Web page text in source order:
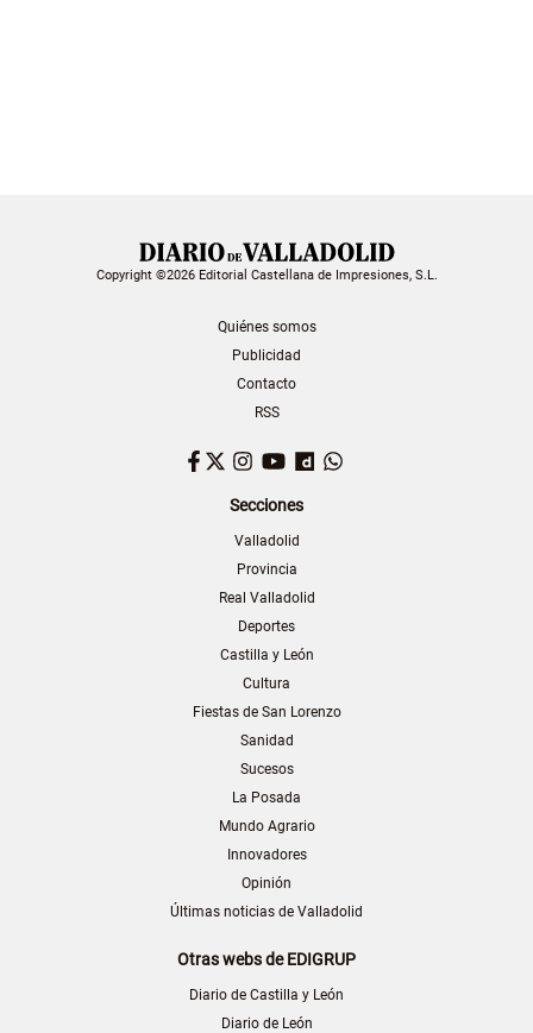
Copyright ©2026 Editorial Castellana de Impresiones, S.L.
Quiénes somos
Publicidad
Contacto
RSS
Facebook
TwitterInstagram
YouTubeDailymotion
Secciones
Valladolid
Provincia
Real Valladolid
Deportes
Castilla y León
Cultura
Fiestas de San Lorenzo
Sanidad
Sucesos
La Posada
Mundo Agrario
Innovadores
Opinión
Últimas noticias de Valladolid
Otras webs de EDIGRUP
Diario de Castilla y León
Diario de León